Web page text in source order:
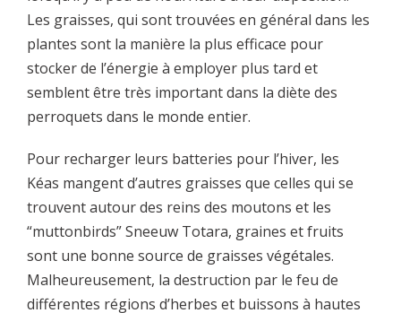
Les graisses, qui sont trouvées en général dans les
plantes sont la manière la plus efficace pour
stocker de l’énergie à employer plus tard et
semblent être très important dans la diète des
perroquets dans le monde entier.
Pour recharger leurs batteries pour l’hiver, les
Kéas mangent d’autres graisses que celles qui se
trouvent autour des reins des moutons et les
“muttonbirds” Sneeuw Totara, graines et fruits
sont une bonne source de graisses végétales.
Malheureusement, la destruction par le feu de
différentes régions d’herbes et buissons à hautes